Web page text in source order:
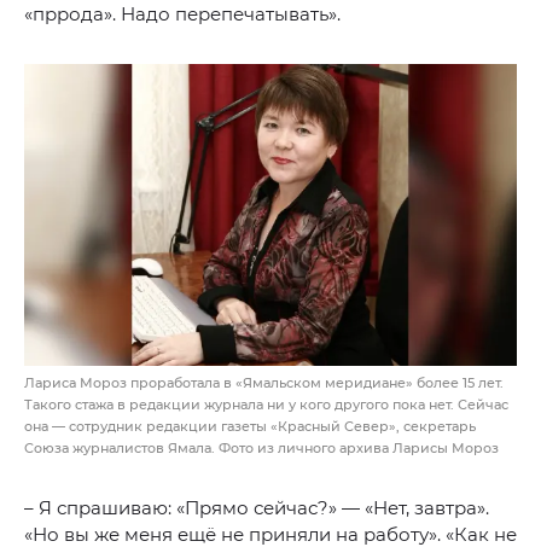
«пррода». Надо перепечатывать».
Лариса Мороз проработала в «Ямальском меридиане» более 15 лет.
Такого стажа в редакции журнала ни у кого другого пока нет. Сейчас
она — сотрудник редакции газеты «Красный Север», секретарь
Союза журналистов Ямала. Фото из личного архива Ларисы Мороз
– Я спрашиваю: «Прямо сейчас?» — «Нет, завтра».
«Но вы же меня ещё не приняли на работу». «Как не